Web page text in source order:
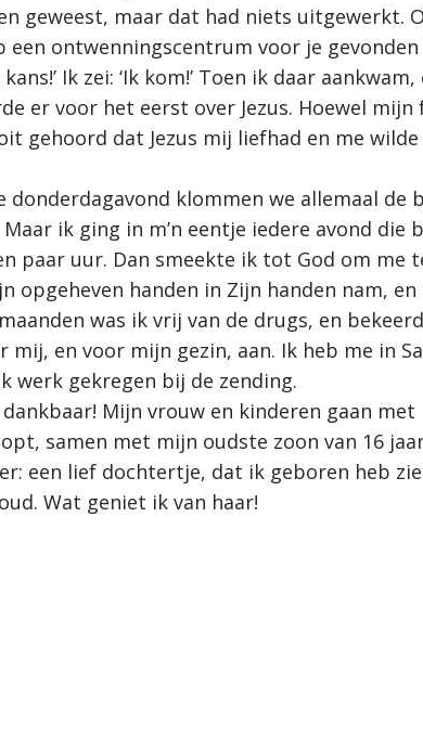
geweest, maar dat had niets uitgewerkt.
een ontwenningscentrum voor je
Ik zei: ‘Ik kom!’ Toen ik daar
er voor het eerst over Jezus. Hoewel
gehoord dat Jezus mij liefhad en me
donderdagavond klommen we allemaal de
ik ging in m’n eentje iedere avond die
paar uur. Dan smeekte ik tot God om me
opgeheven handen in Zijn handen nam,
was ik vrij van de drugs, en
mij, en voor mijn gezin, aan. Ik heb me in
werk gekregen bij de zending.
Mijn vrouw en kinderen gaan met
samen met mijn oudste zoon van 16
een lief dochtertje, dat ik geboren heb
Wat geniet ik van haar!